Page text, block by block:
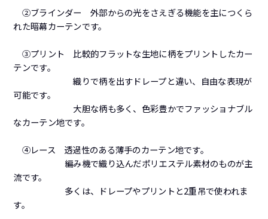
②ブラインダー 外部からの光をさえぎる機能を主につくら
れた暗幕カーテンです。
③プリント 比較的フラットな生地に柄をプリントしたカー
テンです。
織りで柄を出すドレープと違い、自由な表現が
可能です。
大胆な柄も多く、色彩豊かでファッショナブル
なカーテン地です。
④レース 透過性のある薄手のカーテン地です。
編み機で織り込んだポリエステル素材のものが主
流です。
多くは、ドレープやプリントと2重吊で使われま
す。